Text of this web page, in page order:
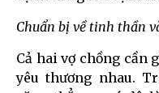
Chuẩn bị về tinh thần
Cả hai vợ chồng cần
yêu thương nhau.